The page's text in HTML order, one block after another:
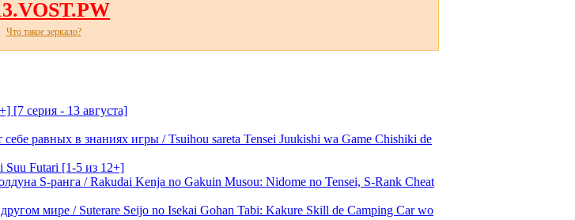
Что такое зеркало?
[7 серия - 13 августа]
равных в знаниях игры / Tsuihou sareta Tensei Juukishi wa Game Chishiki de
Suu Futari [1-5 из 12+]
S-ранга / Rakudai Kenja no Gakuin Musou: Nidome no Tensei, S-Rank Cheat
мире / Suterare Seijo no Isekai Gohan Tabi: Kakure Skill de Camping Car wo